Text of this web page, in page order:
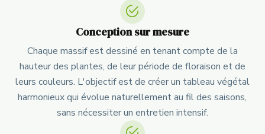
Conception sur mesure
Chaque massif est dessiné en tenant compte de la
hauteur des plantes, de leur période de floraison et de
leurs couleurs. L'objectif est de créer un tableau végétal
harmonieux qui évolue naturellement au fil des saisons,
sans nécessiter un entretien intensif.